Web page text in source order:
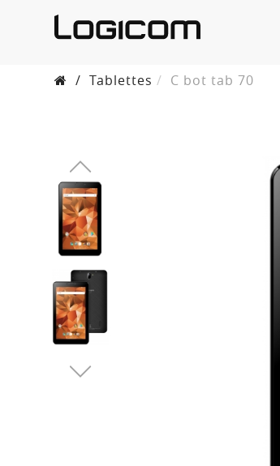
/ Tablettes C bot tab 70